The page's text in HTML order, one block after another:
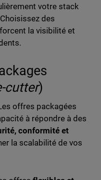
votre stack
des
la visibilité et
cutter)
offres packagées
à répondre à des
conformité et
la scalabilité de vos